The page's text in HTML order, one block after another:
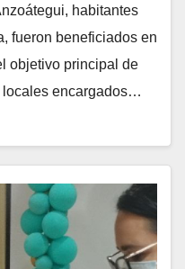
habitantes
fueron beneficiados en
objetivo principal de
locales encargados…